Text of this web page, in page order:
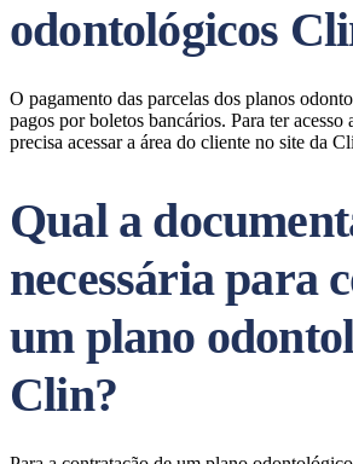
odontológicos
O pagamento das parcelas dos planos
pagos por boletos bancários. Para ter
precisa acessar a área do cliente no site da
Qual a
necessária para
um plano
Clin?